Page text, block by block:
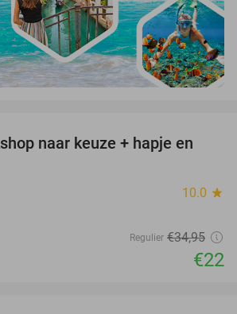
37%
naar keuze + hapje en
10.0 star
Regulier €34,95
€22